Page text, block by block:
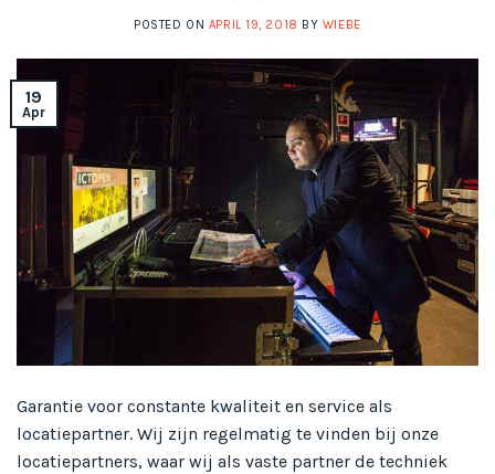
POSTED ON APRIL 19, 2018 BY WIEBE
19
Apr
Garantie voor constante kwaliteit en service als
locatiepartner. Wij zijn regelmatig te vinden bij onze
locatiepartners, waar wij als vaste partner de techniek